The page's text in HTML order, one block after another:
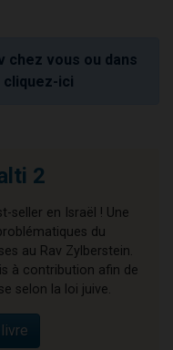
chez vous ou dans
ici
2
seller en Israël ! Une
du
au Rav Zylberstein.
à contribution afin de
selon la loi juive.